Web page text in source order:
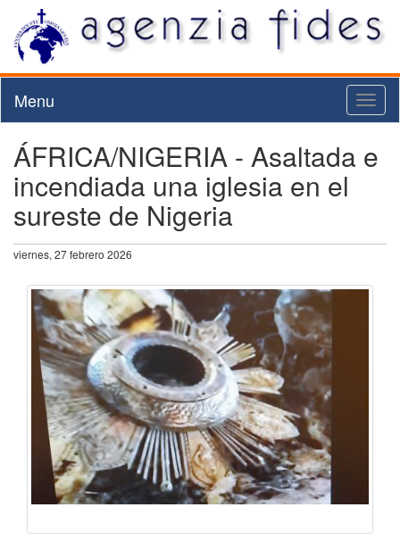
Menu
ÁFRICA/NIGERIA - Asaltada e
incendiada una iglesia en el
sureste de Nigeria
viernes, 27 febrero 2026